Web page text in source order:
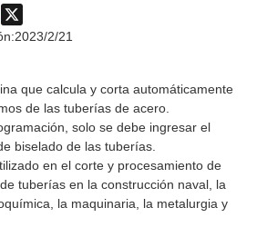
WhatsApp
2023/2/21
que calcula y corta automáticamente
de las tuberías de acero.
solo se debe ingresar el
biselado de las tuberías.
en el corte y procesamiento de
tuberías en la construcción naval, la
la maquinaria, la metalurgia y